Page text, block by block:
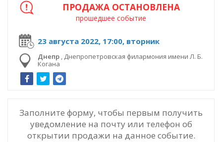
23 августа 2022, 17:00, вторник
Днепр , Днепропетровская филармония имени Л. Б.
Когана
ПРОДАЖА ОСТАНОВЛЕНА
прошедшее событие
Заполните форму, чтобы первым получить
уведомление на почту или телефон об
открытии продажи на данное событие.